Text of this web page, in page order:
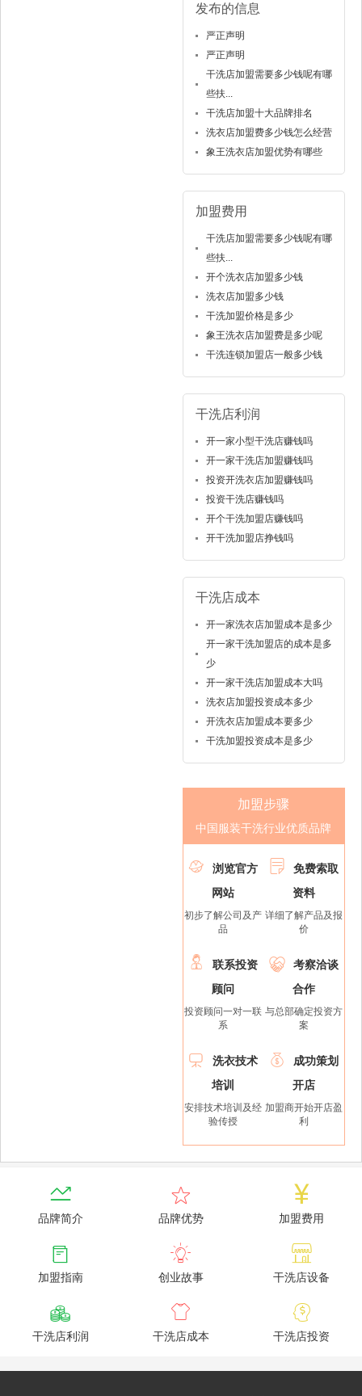
发布的信息
严正声明
严正声明
干洗店加盟需要多少钱呢有哪
些扶...
干洗店加盟十大品牌排名
洗衣店加盟费多少钱怎么经营
象王洗衣店加盟优势有哪些
加盟费用
干洗店加盟需要多少钱呢有哪
些扶...
开个洗衣店加盟多少钱
洗衣店加盟多少钱
干洗加盟价格是多少
象王洗衣店加盟费是多少呢
干洗连锁加盟店一般多少钱
干洗店利润
开一家小型干洗店赚钱吗
开一家干洗店加盟赚钱吗
投资开洗衣店加盟赚钱吗
投资干洗店赚钱吗
开个干洗加盟店赚钱吗
开干洗加盟店挣钱吗
干洗店成本
开一家洗衣店加盟成本是多少
开一家干洗加盟店的成本是多
少
开一家干洗店加盟成本大吗
洗衣店加盟投资成本多少
开洗衣店加盟成本要多少
干洗加盟投资成本是多少
加盟步骤
中国服装干洗行业优质品牌

浏览官方
网站
初步了解公司及产
品

免费索取
资料
详细了解产品及报
价

联系投资
顾问
投资顾问一对一联
系

考察洽谈
合作
与总部确定投资方
案

洗衣技术
培训
安排技术培训及经
验传授

成功策划
开店
加盟商开始开店盈
利

品牌简介

品牌优势

加盟费用

加盟指南

创业故事

干洗店设备

干洗店利润

干洗店成本

干洗店投资